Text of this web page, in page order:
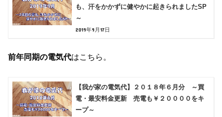
も、汗をかかずに健やかに起きられましたSP
～
2019年9月17日
前年同期の電気代はこちら。
【我が家の電気代】２０１８年６月分 ～買
電・最安料金更新 売電も￥２００００をキ
ープ～